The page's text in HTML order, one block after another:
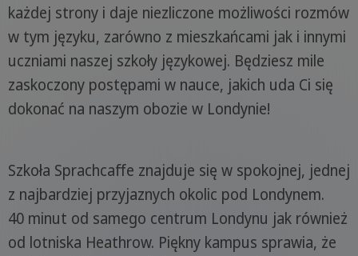
każdej strony i daje niezliczone możliwości rozmów
w tym języku, zarówno z mieszkańcami jak i innymi
uczniami naszej szkoły językowej. Będziesz mile
zaskoczony postępami w nauce, jakich uda Ci się
dokonać na naszym obozie w Londynie!
Szkoła Sprachcaffe znajduje się w spokojnej, jednej
z najbardziej przyjaznych okolic pod Londynem.
40 minut od samego centrum Londynu jak również
od lotniska Heathrow. Piękny kampus sprawia, że